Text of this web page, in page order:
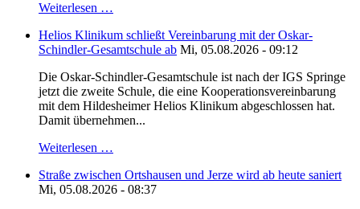
Weiterlesen …
Helios Klinikum schließt Vereinbarung mit der Oskar-
Schindler-Gesamtschule ab Mi, 05.08.2026 - 09:12
Die Oskar-Schindler-Gesamtschule ist nach der IGS Springe
jetzt die zweite Schule, die eine Kooperationsvereinbarung
mit dem Hildesheimer Helios Klinikum abgeschlossen hat.
Damit übernehmen...
Weiterlesen …
Straße zwischen Ortshausen und Jerze wird ab heute saniert
Mi, 05.08.2026 - 08:37